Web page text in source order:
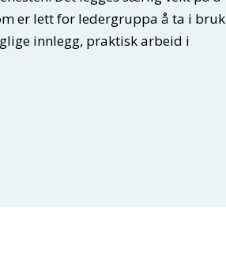
er lett for ledergruppa å ta i bruk
innlegg, praktisk arbeid i